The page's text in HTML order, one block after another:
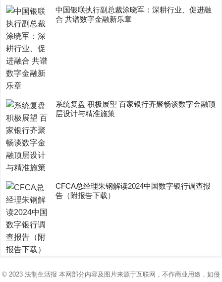
中国银联执行副总裁涂晓军：深耕行业、促进融
合 共谱数字金融新乐章
系统复盘 积极展望 百家银行齐聚畅谈数字金融顶
层设计与精准施策
CFCA总经理朱钢解读2024中国数字银行调查报
告（附报告下载）
© 2023 法制生活报 本网部分内容及图片来源于互联网，不作商业用途，如侵